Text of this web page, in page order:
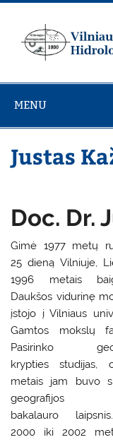
Skip
MENU
Justas
Doc. Dr.
Gimė 1977 metų
25 dieną Vilniuje,
1996 metais
Daukšos vidurinę
įstojo į Vilniaus
Gamtos mokslų
Pasirinko
krypties studijas,
metais jam buvo
geografijos
bakalauro
2000 iki 2002